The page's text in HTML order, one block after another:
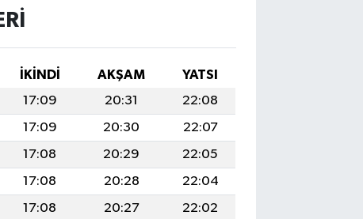
İKINDI AKŞAM
YATSI
17:09 20:31
22:08
17:09 20:30
22:07
17:08 20:29
22:05
17:08 20:28
22:04
17:08 20:27
22:02